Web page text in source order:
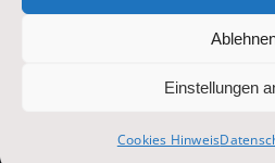
Einstellungen
Cookies Hinweis